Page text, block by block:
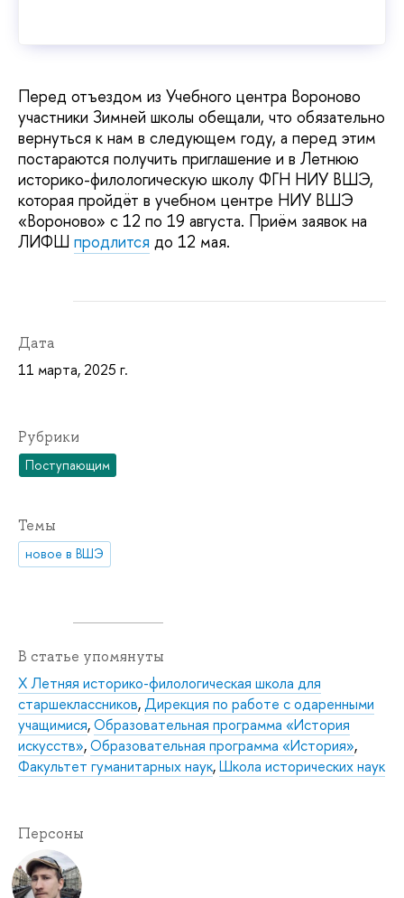
Перед отъездом из Учебного центра Вороново
участники Зимней школы обещали, что обязательно
вернуться к нам в следующем году, а перед этим
постараются получить приглашение и в Летнюю
историко-филологическую школу ФГН НИУ ВШЭ,
которая пройдёт в учебном центре НИУ ВШЭ
«Вороново» с 12 по 19 августа. Приём заявок на
ЛИФШ продлится до 12 мая.
Дата
11 марта, 2025 г.
Рубрики
Поступающим
Темы
новое в ВШЭ
В статье упомянуты
X Летняя историко-филологическая школа для
старшеклассников,Дирекция по работе с одаренными
учащимися,Образовательная программа «История
искусств»,Образовательная программа «История»,
Факультет гуманитарных наук,Школа исторических наук
Персоны